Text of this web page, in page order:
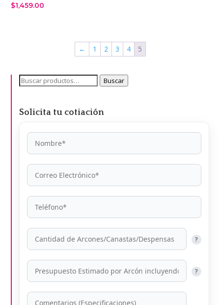
$1,459.00
← 1 2 3 4 5
Buscar
Buscar
Solicita tu cotiación
?
?